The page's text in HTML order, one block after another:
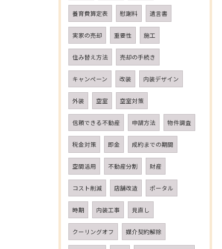
養育費算定表 慰謝料 遺言書
実家の売却 重要性 施工
住み替え方法 売却の手続き
キャンペーン 改装 内装デザイン
外装 空室 空室対策
信頼できる不動産 申請方法 物件調査
税金対策 即金 成約までの期間
空間活用 不動産分割 財産
コスト削減 店舗改造 ポータル
時期 内装工事 見直し
クーリングオフ 媒介契約解除